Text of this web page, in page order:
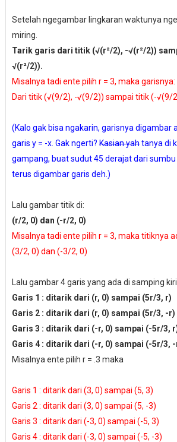
Setelah ngegambar lingkaran waktunya
miring.
Tarik garis dari titik (√(r²/2), -√(r²/2))
√(r²/2)).
Misalnya tadi ente pilih r = 3, maka garisnya:
Dari titik (√(9/2), -√(9/2)) sampai titik (-√(9/
(Kalo gak bisa ngakarin, garisnya digambar
garis y = -x. Gak ngerti? Kasian yahtanya di
gampang, buat sudut 45 derajat dari
terus digambar garis deh.)
Lalu gambar titik di:
(r/2, 0) dan (-r/2, 0)
Misalnya tadi ente pilih r = 3, maka titiknya
(3/2, 0) dan (-3/2, 0)
Lalu gambar 4 garis yang ada di samping
Garis 1 : ditarik dari (r, 0) sampai (5r/3, r)
Garis 2 : ditarik dari (r, 0) sampai (5r/3, -r)
Garis 3 : ditarik dari (-r, 0) sampai (-5r/3,
Garis 4 : ditarik dari (-r, 0) sampai (-5r/3,
Misalnya ente pilih r = .3 maka
Garis 1 : ditarik dari (3, 0) sampai (5, 3)
Garis 2 : ditarik dari (3, 0) sampai (5, -3)
Garis 3 : ditarik dari (-3, 0) sampai (-5, 3)
Garis 4 : ditarik dari (-3, 0) sampai (-5, -3)